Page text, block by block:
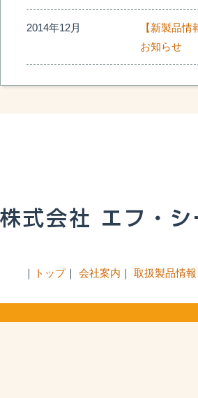
2014年12月
【新製品
お知らせ
トップ 会社案内 取扱製品情報